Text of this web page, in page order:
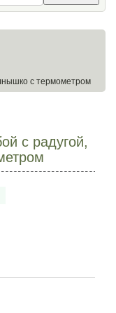
с термометром
с радугой,